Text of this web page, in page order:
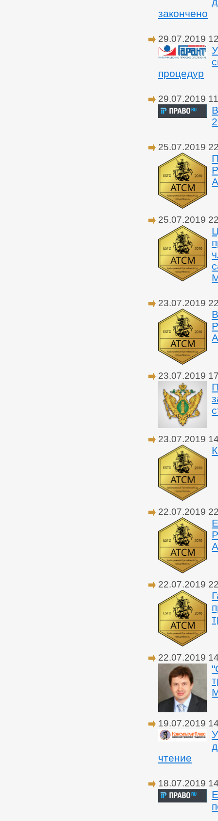
закончено
29.07.2019
процедур
29.07.2019
25.07.2019
25.07.2019
23.07.2019
23.07.2019
23.07.2019
22.07.2019
22.07.2019
22.07.2019
19.07.2019
чтение
18.07.2019